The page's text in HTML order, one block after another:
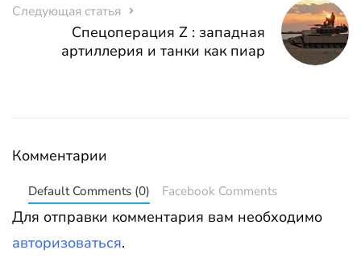
Следующая статья
Спецоперация Z : западная
артиллерия и танки как пиар
Комментарии
Default Comments (0) Facebook Comments
Для отправки комментария вам необходимо
авторизоваться.